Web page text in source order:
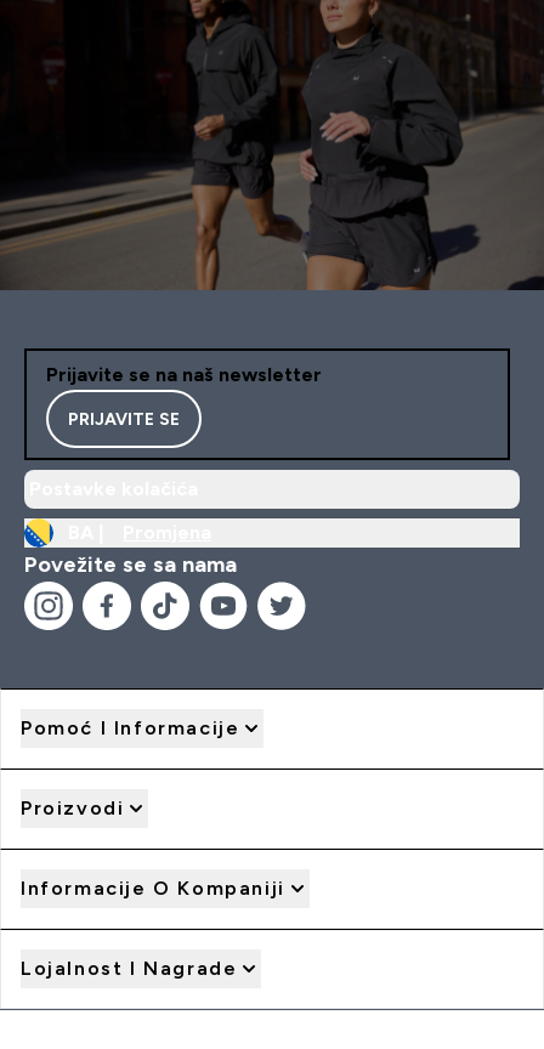
Prijavite se na naš newsletter
PRIJAVITE SE
Povežite se sa nama
Pomoć I Informacije
Proizvodi
Informacije O Kompaniji
Lojalnost I Nagrade